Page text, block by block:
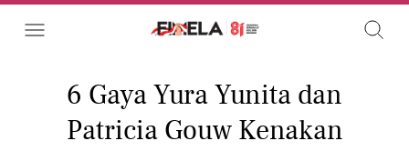
6 Gaya Yura Yunita dan
Patricia Gouw Kenakan